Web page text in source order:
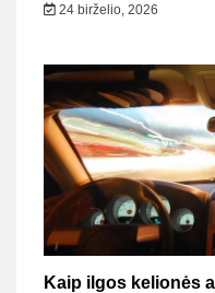
24 birželio, 2026
Kaip ilgos kelionės